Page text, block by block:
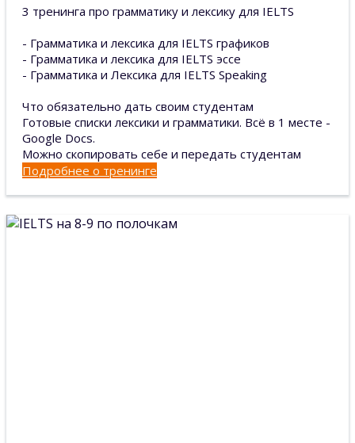
3 тренинга про грамматику и лексику для IELTS
- Грамматика и лексика для IELTS графиков
- Грамматика и лексика для IELTS эссе
- Грамматика и Лексика для IELTS Speaking
Что обязательно дать своим студентам
Готовые списки лексики и грамматики. Всё в 1 месте -
Google Docs.
Можно скопировать себе и передать студентам
Подробнее о тренинге